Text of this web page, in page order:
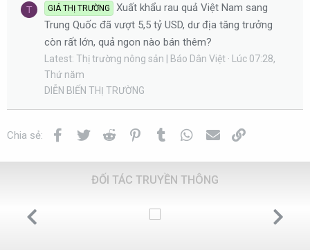
T GIÁ THỊ TRƯỜNG
Xuất khẩu rau quả Việt Nam sang
Trung Quốc đã vượt 5,5 tỷ USD, dư địa tăng trưởng
còn rất lớn, quả ngon nào bán thêm?
Latest: Thị trường nông sản | Báo Dân Việt
Lúc 07:28,
Thứ năm
DIỄN BIẾN THỊ TRƯỜNG
Chia sẻ: Facebook
Twitter Reddit PinterestTumblr WhatsApp
Email
ĐỐI TÁC TRUYỀN THÔNG